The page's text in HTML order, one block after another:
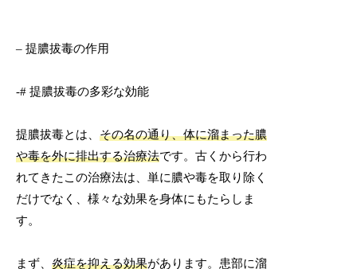
– 提膿拔毒の作用
-# 提膿拔毒の多彩な効能
提膿拔毒とは、その名の通り、体に溜まった膿
や毒を外に排出する治療法です。古くから行わ
れてきたこの治療法は、単に膿や毒を取り除く
だけでなく、様々な効果を身体にもたらしま
す。
まず、炎症を抑える効果があります。患部に溜